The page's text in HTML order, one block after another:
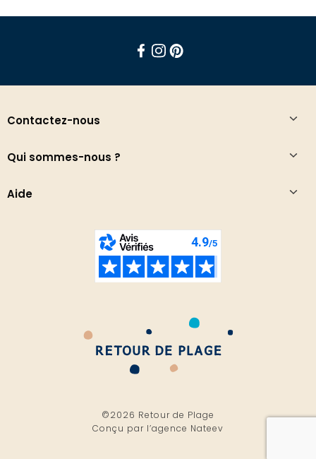
Contactez-nous
Qui sommes-nous ?
Aide
©2026 Retour de Plage
Conçu par l’agence Nateev